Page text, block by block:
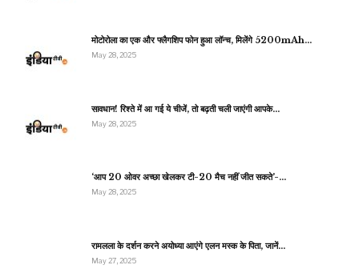
मोटोरोला का एक और फ्लैगशिप फोन हुआ लॉन्च, मिलेंगे 5200mAh…
May 28, 2025
सावधान! रिश्ते में आ गई ये चीजें, तो बढ़ती चली जाएंगी आपके…
May 28, 2025
‘आप 20 ओवर अच्छा खेलकर टी-20 मैच नहीं जीत सकते’-…
May 28, 2025
रामलला के दर्शन करने अयोध्या आएंगे एलन मस्क के पिता, जानें…
May 27, 2025